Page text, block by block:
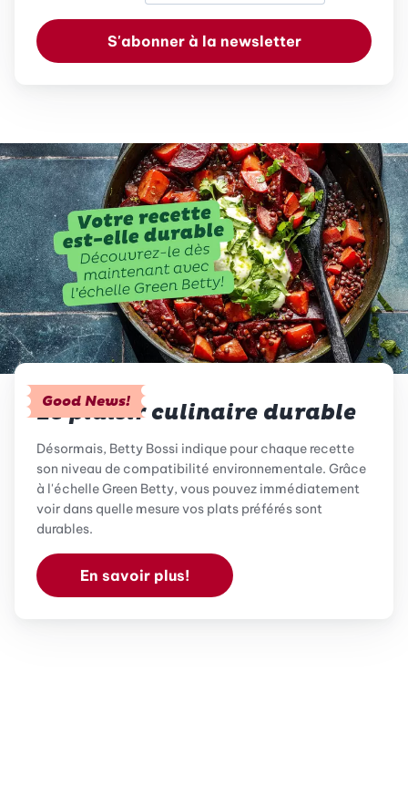
S'abonner à la newsletter
Good News!
Le plaisir culinaire durable
Désormais, Betty Bossi indique pour chaque recette
son niveau de compatibilité environnementale. Grâce
à l'échelle Green Betty, vous pouvez immédiatement
voir dans quelle mesure vos plats préférés sont
durables.
En savoir plus!